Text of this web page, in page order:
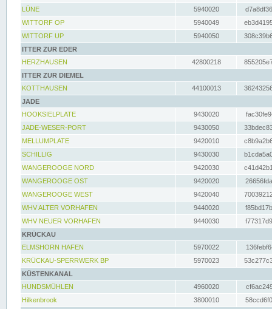
LÜNE
5940020
WITTORF OP
5940049
WITTORF UP
5940050
ITTER ZUR EDER
HERZHAUSEN
42800218
ITTER ZUR DIEMEL
KOTTHAUSEN
44100013
JADE
HOOKSIELPLATE
9430020
JADE-WESER-PORT
9430050
MELLUMPLATE
9420010
SCHILLIG
9430030
WANGEROOGE NORD
9420030
WANGEROOGE OST
9420020
WANGEROOGE WEST
9420040
WHV ALTER VORHAFEN
9440020
WHV NEUER VORHAFEN
9440030
KRÜCKAU
ELMSHORN HAFEN
5970022
KRÜCKAU-SPERRWERK BP
5970023
KÜSTENKANAL
HUNDSMÜHLEN
4960020
Hilkenbrook
3800010